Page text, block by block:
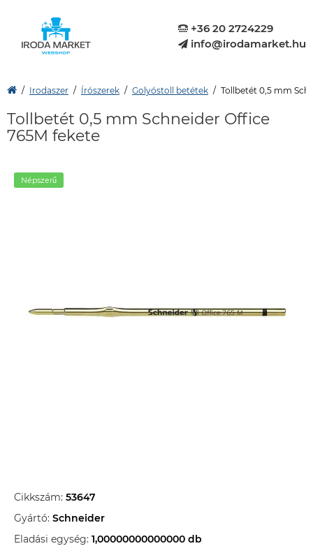
+36 20 2724229
info@irodamarket.hu
Irodaszer Írószerek Golyóstoll betétek Tollbetét 0,5 mm
Tollbetét 0,5 mm Schneider Office
765M fekete
Népszerű
Cikkszám: 53647
Gyártó: Schneider
Eladási egység: 1,00000000000000 db